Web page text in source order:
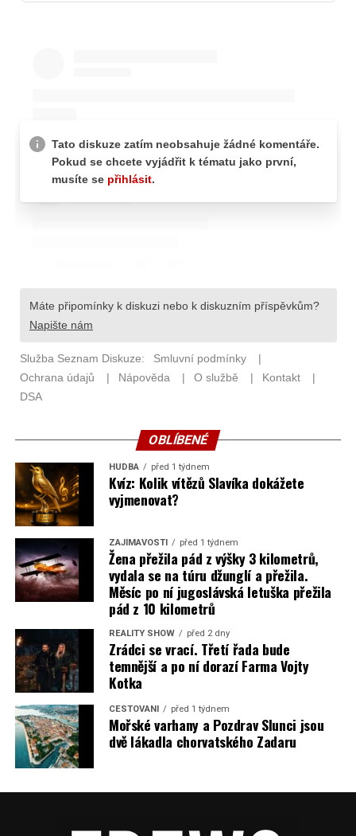
OBLÍBENÉ
HUDBA před 1 týdnem
Kvíz: Kolik vítězů Slavíka dokážete
vyjmenovat?
ZAJÍMAVOSTI před 1 týdnem
Žena přežila pád z výšky 3 kilometrů,
vydala se na túru džunglí a přežila.
Měsíc po ní jugoslávská letuška přežila
pád z 10 kilometrů
REALITY SHOW před 2 dny
Zrádci se vrací. Třetí řada bude
temnější a po ní dorazí Farma Vojty
Kotka
CESTOVÁNÍ před 1 týdnem
Mořské varhany a Pozdrav Slunci jsou
dvě lákadla chorvatského Zadaru